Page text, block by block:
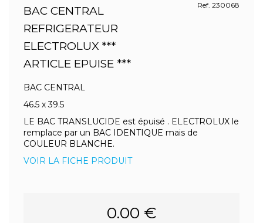
BAC CENTRAL
REFRIGERATEUR
ELECTROLUX ***
ARTICLE EPUISE ***
Ref. 230068
BAC CENTRAL
46.5 x 39.5
LE BAC TRANSLUCIDE est épuisé . ELECTROLUX le
remplace par un BAC IDENTIQUE mais de
COULEUR BLANCHE.
VOIR LA FICHE PRODUIT
0.00 €